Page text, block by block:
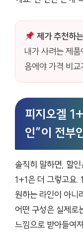
제가 추천하
내가 사려는 제
음에야 가격 비
피지오겔
인”이 전부
솔직히 말하면, 할
1+1은 더 그렇고요.
원하는 라인이 아니
어떤 구성은 실제로
느낌으로 받아들여